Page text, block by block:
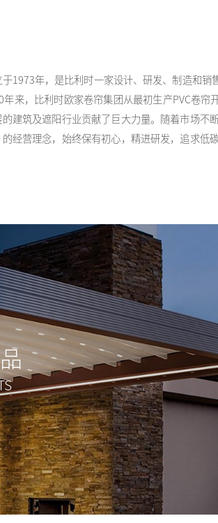
于1973年，是比利时一家设计、研发、制造和
来，比利时欧家卷帘集团从最初生产PVC卷帘
建筑及遮阳行业贡献了巨大力量。随着市场不
经营理念，始终保有初心，精进研发，追求低